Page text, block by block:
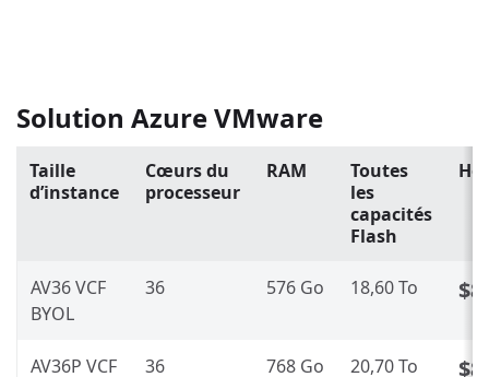
Solution Azure VMware
Taille
d’instance
Cœurs du
processeur
RAM
Toutes
les
capacités
Flash
AV36 VCF
BYOL
36 576 Go 18,60 To
AV36P VCF 36 768 Go 20,70 To